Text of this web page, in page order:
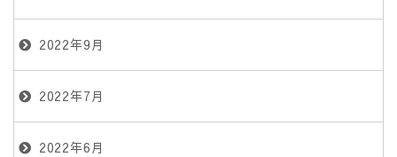
2022年9月
2022年7月
2022年6月